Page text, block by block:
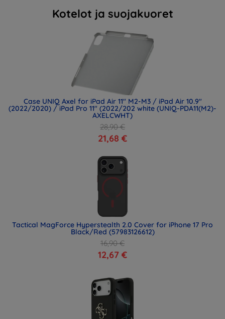
Kotelot ja suojakuoret
Case UNIQ Axel for iPad Air 11" M2-M3 / iPad Air 10.9"
(2022/2020) / iPad Pro 11" (2022/202 white (UNIQ-PDA11(M2)-
AXELCWHT)
28,90 €
21,68 €
Tactical MagForce Hyperstealth 2.0 Cover for iPhone 17 Pro
Black/Red (57983126612)
16,90 €
12,67 €